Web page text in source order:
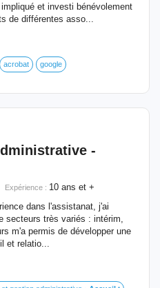
et investi bénévolement
de différentes asso...
acrobat google
-
Expérience : 10 ans et +
dans l'assistanat, j'ai
secteurs très variés : intérim,
m'a permis de développer une
et relatio...